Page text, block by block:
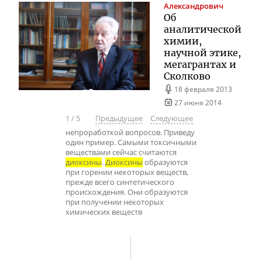
Александрович
Об
аналитической
химии,
научной этике,
мегагрантах и
Сколково
18 февраля 2013
27 июня 2014
1 / 5 Предыдущее
Следующее
непроработкой вопросов. Приведу
один пример. Самыми токсичными
веществами сейчас считаются
диоксины.Диоксины образуются
при горении некоторых веществ,
прежде всего синтетического
происхождения. Они образуются
при получении некоторых
химических веществ